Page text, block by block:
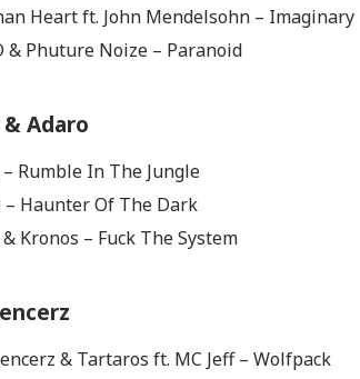
Heart ft. John Mendelsohn – Imaginary
& Phuture Noize – Paranoid
Adaro
– Rumble In The Jungle
– Haunter Of The Dark
& Kronos – Fuck The System
& Tartaros ft. MC Jeff – Wolfpack